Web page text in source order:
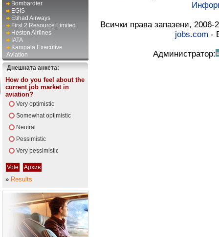
Bombardier
EGIS
Etihad Airways
First 2 Resource Limited
Heston Airlines
IATA
Kampala Executive
Aviation
Днешната анкета:
How do you feel about the
current job market in
aviation?
Very optimistic
Somewhat optimistic
Neutral
Pessimistic
Very pessimistic
» Results
Всички права запазени,
jobs.com -
Администратор: